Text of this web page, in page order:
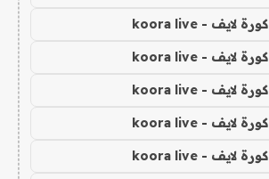
كورة لايف - koora live
كورة لايف - koora live
كورة لايف - koora live
كورة لايف - koora live
كورة لايف - koora live